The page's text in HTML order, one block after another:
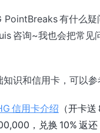
PointBreaks 有什么
咨询~我也会把常见
知识和信用卡，可以参
信用卡介绍 （开卡
，兑换 10% 返